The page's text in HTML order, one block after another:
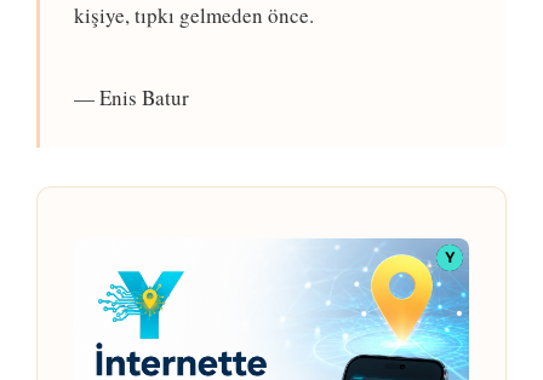
kişiye, tıpkı gelmeden önce.
— Enis Batur